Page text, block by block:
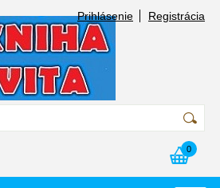
Prihlásenie Registrácia
0